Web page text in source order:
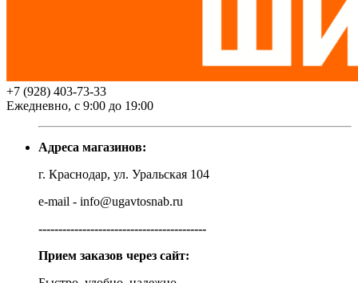
+7 (928) 403-73-33
Ежедневно, с 9:00 до 19:00
Адреса магазинов:
г. Краснодар, ул. Уральская 104
e-mail - info@ugavtosnab.ru
------------------------------------------
Прием заказов через сайт: